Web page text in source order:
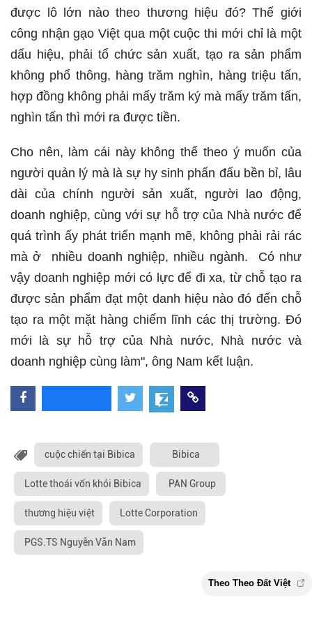
được lô lớn nào theo thương hiệu đó? Thế giới
công nhận gạo Việt qua một cuộc thi mới chỉ là một
dấu hiệu, phải tổ chức sản xuất, tạo ra sản phẩm
không phổ thông, hàng trăm nghìn, hàng triệu tấn,
hợp đồng không phải mấy trăm ký mà mấy trăm tấn,
nghìn tấn thì mới ra được tiền.
Cho nên, làm cái này không thể theo ý muốn của
người quản lý mà là sự hy sinh phấn đấu bền bỉ, lâu
dài của chính người sản xuất, người lao động,
doanh nghiệp, cùng với sự hỗ trợ của Nhà nước để
quá trình ấy phát triển mạnh mẽ, không phải rải rác
mà ở nhiều doanh nghiệp, nhiều ngành. Có như
vậy doanh nghiệp mới có lực để đi xa, từ chỗ tạo ra
được sản phẩm đạt một danh hiệu nào đó đến chỗ
tạo ra một mặt hàng chiếm lĩnh các thị trường. Đó
mới là sự hỗ trợ của Nhà nước, Nhà nước và
doanh nghiệp cùng làm", ông Nam kết luận.
cuộc chiến tại Bibica Bibica
Lotte thoái vốn khỏi Bibica PAN Group
thương hiệu việt Lotte Corporation
PGS.TS Nguyễn Văn Nam